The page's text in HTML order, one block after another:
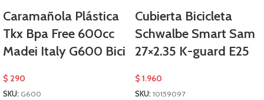
Caramañola Plástica
Tkx Bpa Free 600cc
Madei Italy G600 Bici
$ 290
SKU: G600
Cubierta Bicicleta
Schwalbe Smart Sam
27×2.35 K-guard E25
$ 1.960
SKU: 10159097